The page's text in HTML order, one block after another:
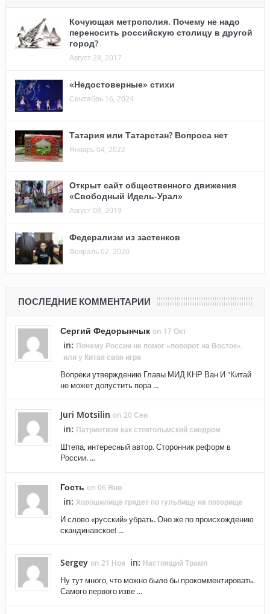
Кочующая метрополия. Почему не надо
переносить российскую столицу в другой
город?
Август 28, 2017
«Недостоверные» стихи
Сентябрь 16, 2024
Татария или Татарстан? Вопроса нет
Январь 04, 2022
Открыт сайт общественного движения
«Свободный Идель-Урал»
Август 08, 2019
Федерализм из застенков
Февраль 02, 2020
ПОСЛЕДНИЕ КОММЕНТАРИИ
Сергий Федорынчык on 17 Окт
in: Почему России не помог «поворот на Восток»,
или у Китая своя игра
Вопреки утверждению Главы МИД КНР Ван И "Китай
не может допустить пора ...
Juri Motsilin on 20 Сен
in: Патриотизм как стокгольмский синдром
Штепа, интересный автор. Сторонник реформ в
России. ...
Гость on 06 Янв
in: Хорошилище грядет по гульбищу на позорище
И слово «русский» убрать. Оно же по происхождению
скандинавское! ...
Sergey on 21 Ноя in: Настоящий Трамп
Ну тут много, что можно было бы прокомментировать.
Самого первого изве ...